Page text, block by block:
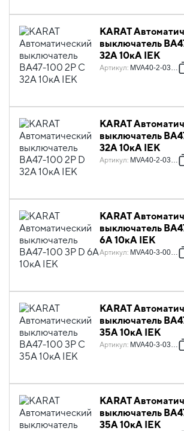
KARAT
выключатель
32А 10кА IEK
Артикул: MVA40-2-032-C
KARAT
выключатель
32А 10кА IEK
Артикул: MVA40-2-032-D
KARAT
выключатель
6А 10кА IEK
Артикул: MVA40-3-006-D
KARAT
выключатель
35А 10кА IEK
Артикул: MVA40-3-035-C
KARAT
выключатель
35А 10кА IEK